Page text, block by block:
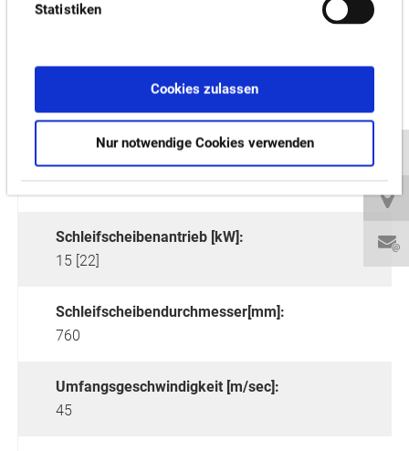
Statistiken
Cookies zulassen
Nur notwendige Cookies verwenden
Max. Schleifdurchmesser [mm]:
400
Spitzenweite [mm]:
Schleifscheibenantrieb [kW]:
15 [22]
Schleifscheibendurchmesser[mm]:
760
Umfangsgeschwindigkeit [m/sec]:
45